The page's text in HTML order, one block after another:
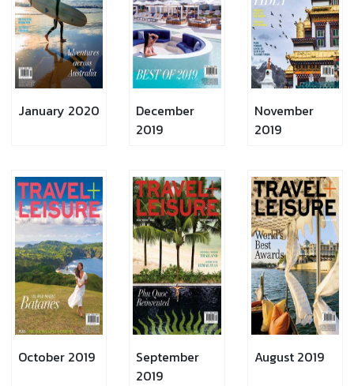
January 2020
December
2019
November
2019
October 2019
September
2019
August 2019